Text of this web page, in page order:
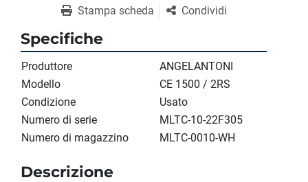
Stampa scheda
Condividi
Specifiche
Produttore
ANGELANTONI
Modello
CE 1500 / 2RS
Condizione
Usato
Numero di serie
MLTC-10-22F305
Numero di magazzino
MLTC-0010-WH
Descrizione